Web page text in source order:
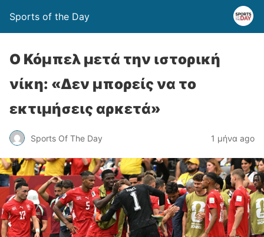
Sports of the Day
Ο Κόμπελ μετά την ιστορική
νίκη: «Δεν μπορείς να το
εκτιμήσεις αρκετά»
Sports Of The Day 1 μήνα ago